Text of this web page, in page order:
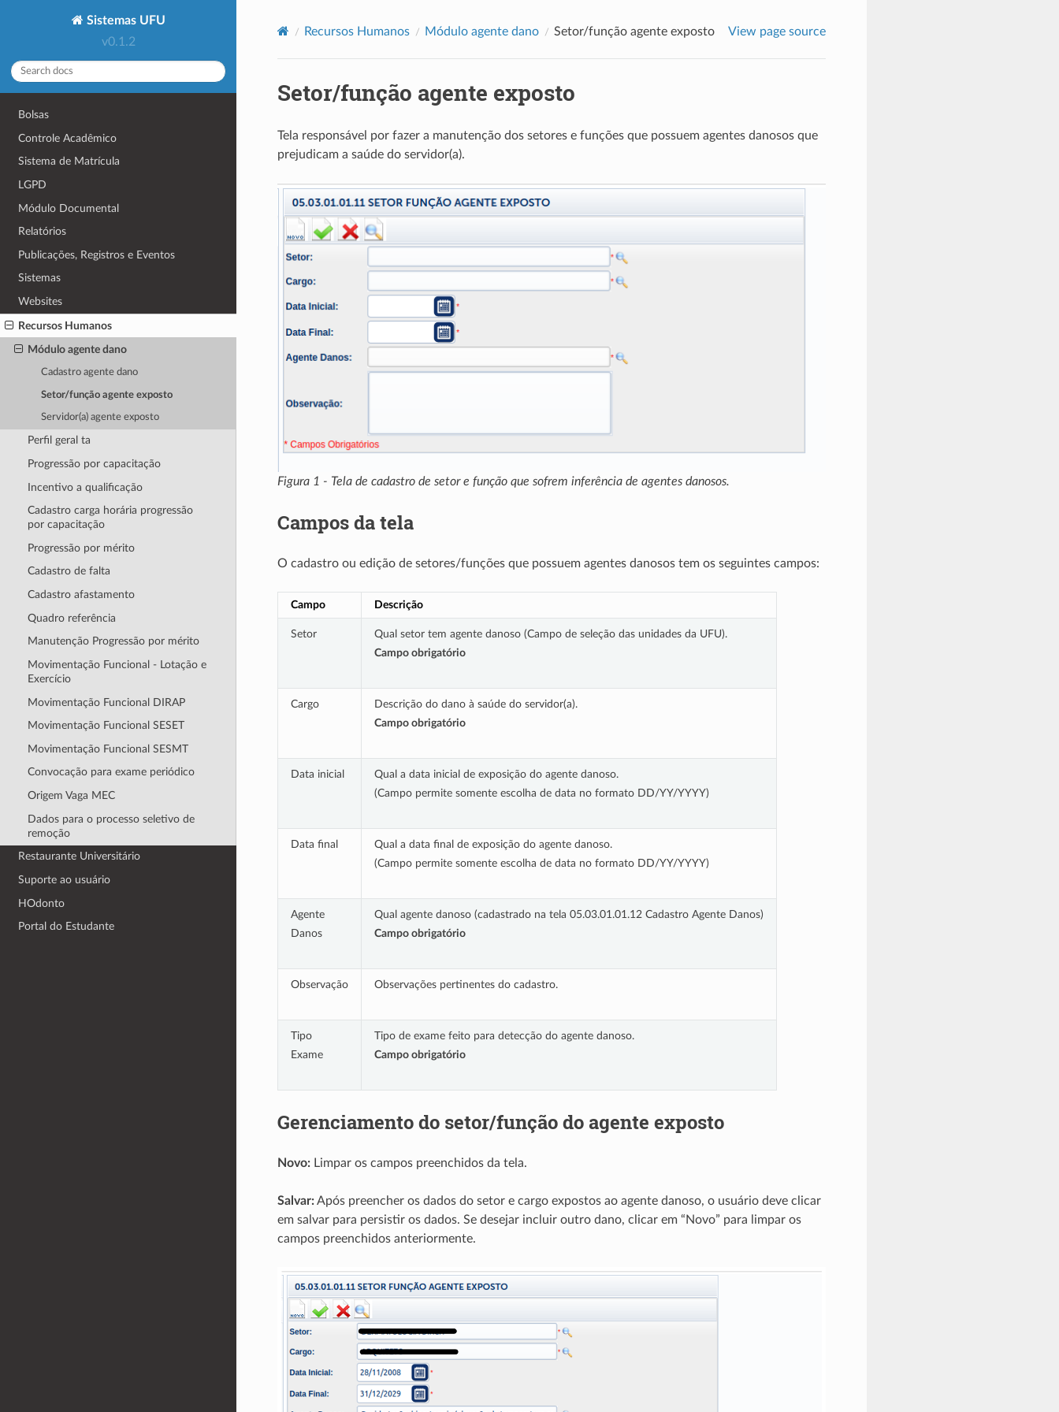
Sistemas UFU
v0.1.2
Bolsas
Controle Acadêmico
Sistema de Matrícula
LGPD
Módulo Documental
Relatórios
Publicações, Registros e Eventos
Sistemas
Websites
Recursos Humanos
Módulo agente dano
Cadastro agente dano
Setor/função agente exposto
Servidor(a) agente exposto
Perfil geral ta
Progressão por capacitação
Incentivo a qualificação
Cadastro carga horária progressão
por capacitação
Progressão por mérito
Cadastro de falta
Cadastro afastamento
Quadro referência
Manutenção Progressão por mérito
Movimentação Funcional - Lotação e
Exercício
Movimentação Funcional DIRAP
Movimentação Funcional SESET
Movimentação Funcional SESMT
Convocação para exame periódico
Origem Vaga MEC
Dados para o processo seletivo de
remoção
Restaurante Universitário
Suporte ao usuário
HOdonto
Portal do Estudante
Recursos Humanos Módulo agente dano Setor/função agente exposto View page source
Setor/função agente exposto
Tela responsável por fazer a manutenção dos setores e funções que possuem agentes danosos que
prejudicam a saúde do servidor(a).
Figura 1 - Tela de cadastro de setor e função que sofrem inferência de agentes danosos.
Campos da tela
O cadastro ou edição de setores/funções que possuem agentes danosos tem os seguintes campos:
Campo Descrição
Setor
Qual setor tem agente danoso (Campo de seleção das unidades da UFU).
Campo obrigatório
Cargo
Descrição do dano à saúde do servidor(a).
Campo obrigatório
Data inicial
Qual a data inicial de exposição do agente danoso.
(Campo permite somente escolha de data no formato DD/YY/YYYY)
Data final
Qual a data final de exposição do agente danoso.
(Campo permite somente escolha de data no formato DD/YY/YYYY)
Agente
Danos
Qual agente danoso (cadastrado na tela 05.03.01.01.12 Cadastro Agente Danos)
Campo obrigatório
Observação Observações pertinentes do cadastro.
Tipo
Exame
Tipo de exame feito para detecção do agente danoso.
Campo obrigatório
Gerenciamento do setor/função do agente exposto
Novo:Limpar os campos preenchidos da tela.
Salvar:Após preencher os dados do setor e cargo expostos ao agente danoso, o usuário deve clicar
em salvar para persistir os dados. Se desejar incluir outro dano, clicar em “Novo” para limpar os
campos preenchidos anteriormente.